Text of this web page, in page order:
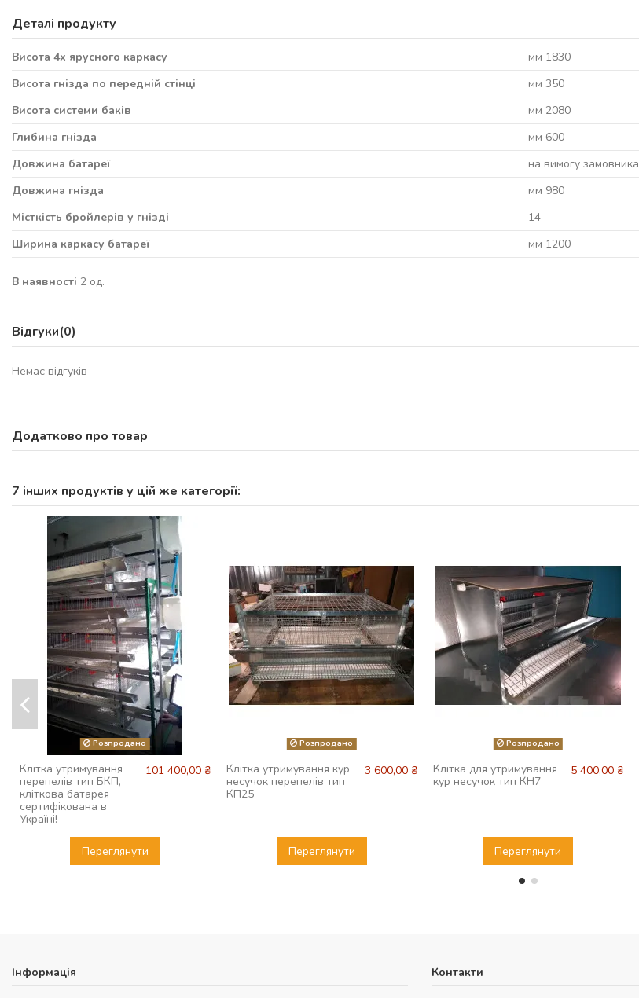
Деталі продукту
Висота 4х ярусного каркасу
мм 1830
Висота гнізда по передній стінці
мм 350
Висота системи баків
мм 2080
Глибина гнізда
мм 600
Довжина батареї
на вимогу замовника
Довжина гнізда
мм 980
Місткість бройлерів у гнізді
14
Ширина каркасу батареї
мм 1200
В наявності 2 од.
Відгуки(0)
Немає відгуків
Додатково про товар
7 інших продуктів у цій же категорії:
Розпродано
Клітка утримування
перепелів тип БКП,
кліткова батарея
сертифікована в
Україні!
101 400,00 ₴
Переглянути
Розпродано
Клітка утримування кур
несучок перепелів тип
КП25
3 600,00 ₴
Переглянути
Розпродано
Клітка для утримування
кур несучок тип КН7
5 400,00 ₴
Переглянути
Інформація Контакти